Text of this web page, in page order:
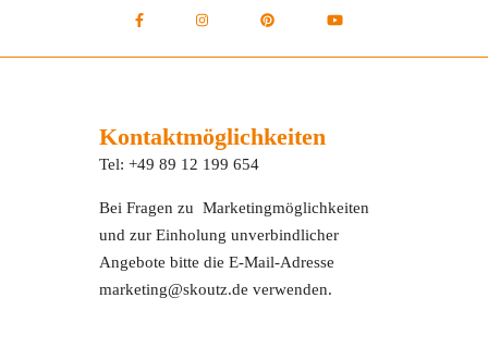
Kontaktmöglichkeiten
Tel: +49 89 12 199 654
Bei Fragen zu Marketingmöglichkeiten
und zur Einholung unverbindlicher
Angebote bitte die E-Mail-Adresse
marketing@skoutz.de verwenden.